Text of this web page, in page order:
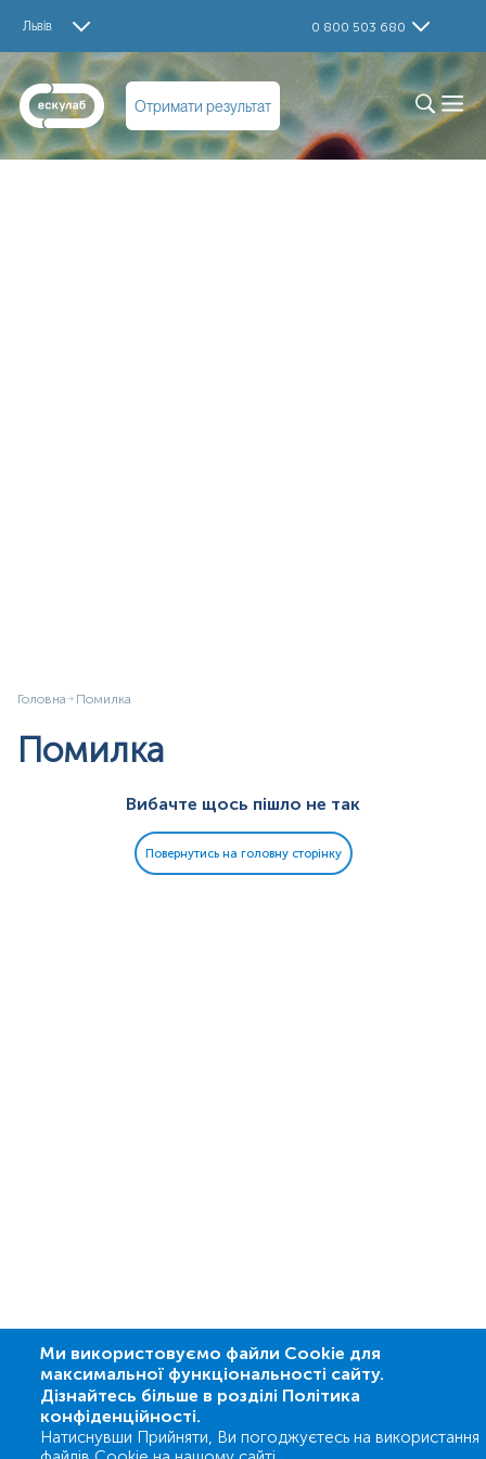
Львів 0 800 503 680
Отримати результат
Головна Помилка
Помилка
Вибачте щось пішло не так
Повернутись на головну сторінку
Ми використовуємо файли Cookie для
максимальної функціональності сайту.
Дізнайтесь більше в розділі Політика
конфіденційності.
Натиснувши Прийняти, Ви погоджуєтесь на використання